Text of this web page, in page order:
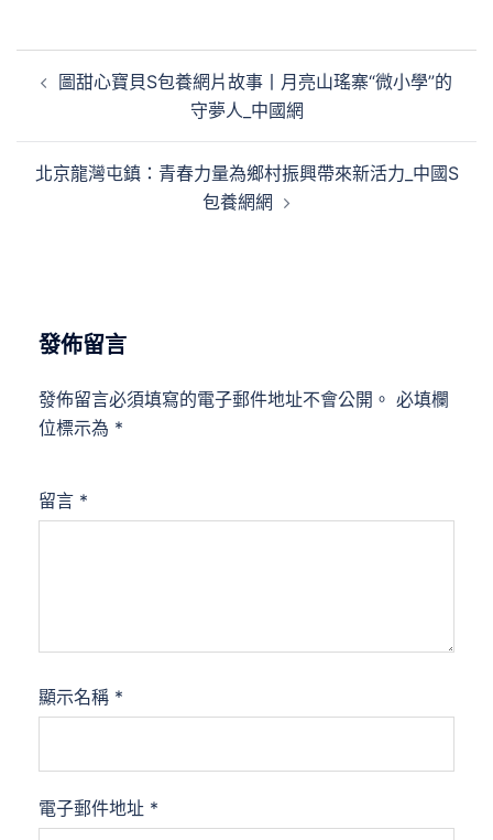
章
覽
圖甜心寶貝S包養網片故事丨月亮山瑤寨“微小學”的
守夢人_中國網
北京龍灣屯鎮：青春力量為鄉村振興帶來新活力_中國S
包養網網
發佈留言
發佈留言必須填寫的電子郵件地址不會公開。 必填欄
位標示為 *
留言 *
顯示名稱 *
電子郵件地址 *